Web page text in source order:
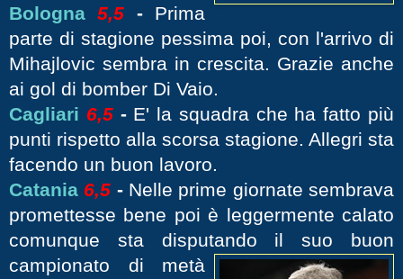
Bologna 5,5 -Prima
parte di stagione pessima poi, con l'arrivo di
Mihajlovic sembra in crescita. Grazie anche
ai gol di bomber Di Vaio.
Cagliari 6,5 -E' la squadra che ha fatto più
punti rispetto alla scorsa stagione. Allegri sta
facendo un buon lavoro.
Catania 6,5 -Nelle prime giornate sembrava
promettesse bene poi è leggermente calato
comunque sta disputando il suo buon
campionato di metà